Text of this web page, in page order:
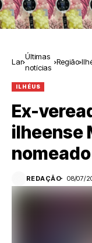
Lar
Últimas
notícias
Região
ILHÉUS
Ex-
ilheense
REDAÇÃO 08/07/